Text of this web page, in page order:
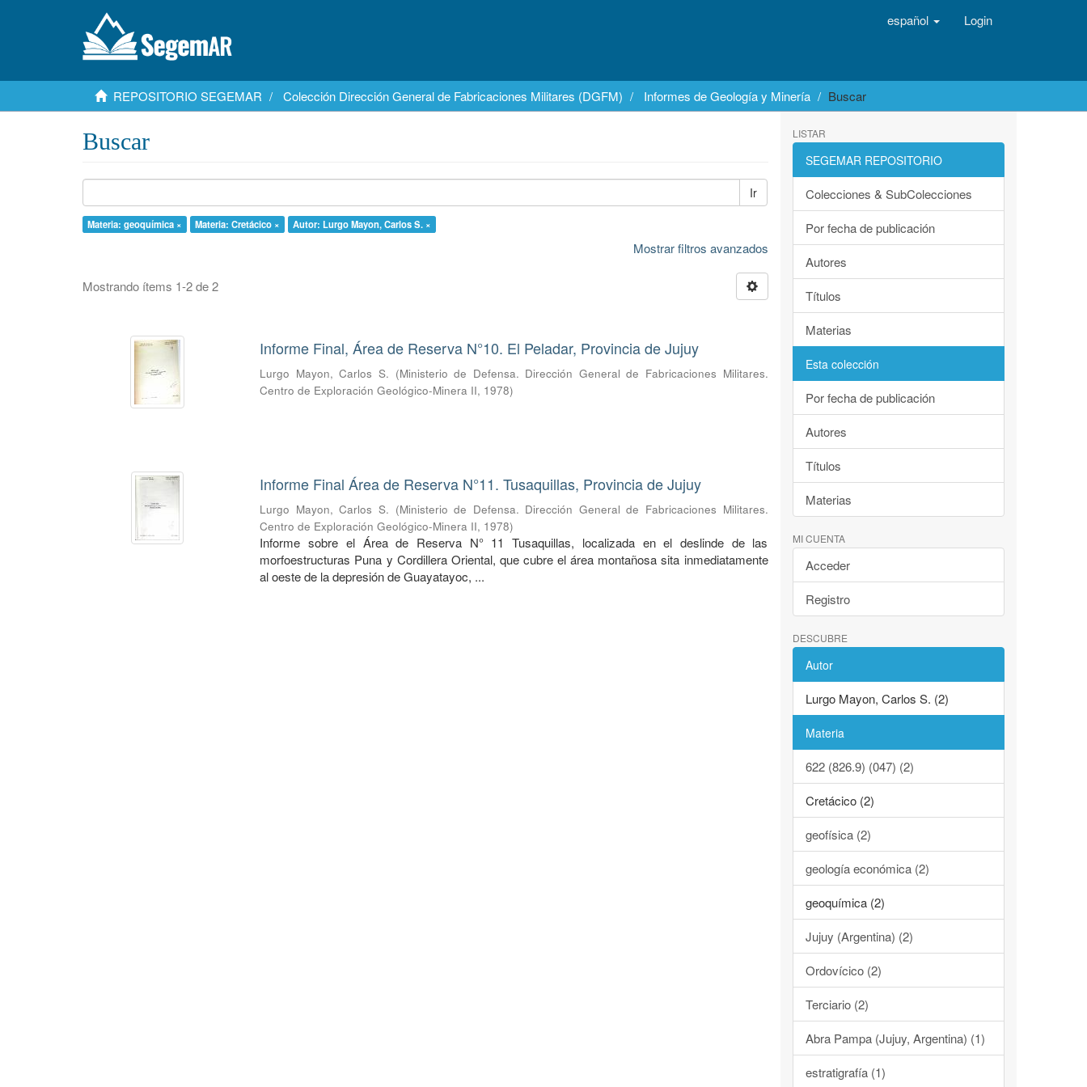
español Login
REPOSITORIO SEGEMAR Colección Dirección General de Fabricaciones Militares (DGFM) Informes de Geología y Minería Buscar
Buscar
Ir
Materia: geoquímica × Materia: Cretácico × Autor: Lurgo Mayon, Carlos S. ×
Mostrar filtros avanzados
Mostrando ítems 1-2 de 2
Informe Final, Área de Reserva N°10. El Peladar, Provincia de Jujuy
Lurgo Mayon, Carlos S. (Ministerio de Defensa. Dirección General de Fabricaciones Militares.
Centro de Exploración Geológico-Minera II, 1978)
Informe Final Área de Reserva N°11. Tusaquillas, Provincia de Jujuy
Lurgo Mayon, Carlos S. (Ministerio de Defensa. Dirección General de Fabricaciones Militares.
Centro de Exploración Geológico-Minera II, 1978)
Informe sobre el Área de Reserva N° 11 Tusaquillas, localizada en el deslinde de las
morfoestructuras Puna y Cordillera Oriental, que cubre el área montañosa sita inmediatamente
al oeste de la depresión de Guayatayoc, ...
LISTAR
SEGEMAR REPOSITORIO
Colecciones & SubColecciones
Por fecha de publicación
Autores
Títulos
Materias
Esta colección
Por fecha de publicación
Autores
Títulos
Materias
MI CUENTA
Acceder
Registro
DESCUBRE
Autor
Lurgo Mayon, Carlos S. (2)
Materia
622 (826.9) (047) (2)
Cretácico (2)
geofísica (2)
geología económica (2)
geoquímica (2)
Jujuy (Argentina) (2)
Ordovícico (2)
Terciario (2)
Abra Pampa (Jujuy, Argentina) (1)
estratigrafía (1)